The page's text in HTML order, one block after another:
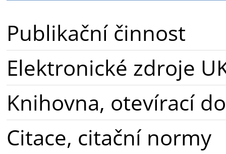
Publikační činnost
Elektronické zdroje
Knihovna, otevírací
Citace, citační normy